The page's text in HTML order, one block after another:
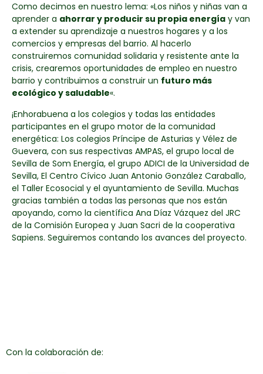
Como decimos en nuestro lema: «Los niños y niñas van a
aprender a ahorrar y producir su propia energía y van
a extender su aprendizaje a nuestros hogares y a los
comercios y empresas del barrio. Al hacerlo
construiremos comunidad solidaria y resistente ante la
crisis, crearemos oportunidades de empleo en nuestro
barrio y contribuimos a construir un futuro más
ecológico y saludable«.
¡Enhorabuena a los colegios y todas las entidades
participantes en el grupo motor de la comunidad
energética: Los colegios Príncipe de Asturias y Vélez de
Guevera, con sus respectivas AMPAS, el grupo local de
Sevilla de Som Energía, el grupo ADICI de la Universidad de
Sevilla, El Centro Cívico Juan Antonio González Caraballo,
el Taller Ecosocial y el ayuntamiento de Sevilla. Muchas
gracias también a todas las personas que nos están
apoyando, como la científica Ana Díaz Vázquez del JRC
de la Comisión Europea y Juan Sacri de la cooperativa
Sapiens. Seguiremos contando los avances del proyecto.
Con la colaboración de: